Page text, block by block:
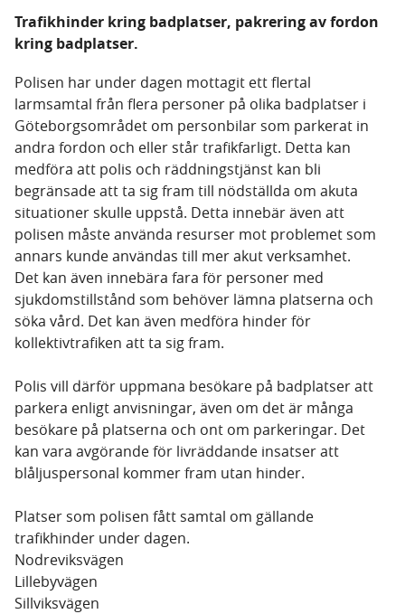
Trafikhinder kring badplatser, pakrering av fordon
kring badplatser.
Polisen har under dagen mottagit ett flertal
larmsamtal från flera personer på olika badplatser i
Göteborgsområdet om personbilar som parkerat in
andra fordon och eller står trafikfarligt. Detta kan
medföra att polis och räddningstjänst kan bli
begränsade att ta sig fram till nödställda om akuta
situationer skulle uppstå. Detta innebär även att
polisen måste använda resurser mot problemet som
annars kunde användas till mer akut verksamhet.
Det kan även innebära fara för personer med
sjukdomstillstånd som behöver lämna platserna och
söka vård. Det kan även medföra hinder för
kollektivtrafiken att ta sig fram.
Polis vill därför uppmana besökare på badplatser att
parkera enligt anvisningar, även om det är många
besökare på platserna och ont om parkeringar. Det
kan vara avgörande för livräddande insatser att
blåljuspersonal kommer fram utan hinder.
Platser som polisen fått samtal om gällande
trafikhinder under dagen.
Nodreviksvägen
Lillebyvägen
Sillviksvägen